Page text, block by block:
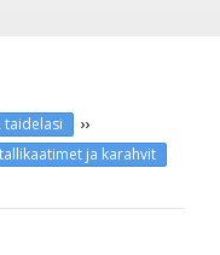
taidelasi ››
ja karahvit